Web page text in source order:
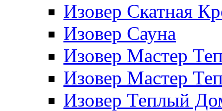
Изовер Скатная
Изовер Сауна
Изовер Мастер
Изовер Мастер
Изовер Теплый